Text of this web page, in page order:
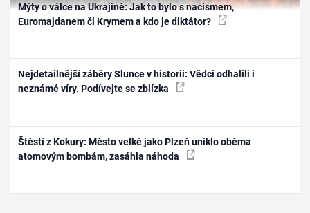
Mýty o válce na Ukrajině: Jak to bylo s nacismem,
Euromajdanem či Krymem a kdo je diktátor?
Nejdetailnější záběry Slunce v historii: Vědci odhalili i
neznámé víry. Podívejte se zblízka
Štěstí z Kokury: Město velké jako Plzeň uniklo oběma
atomovým bombám, zasáhla náhoda